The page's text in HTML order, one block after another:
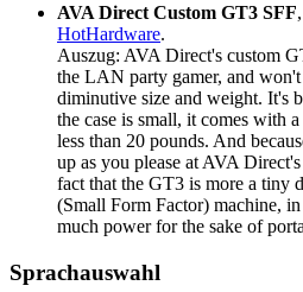
AVA Direct Custom GT3 SFF
HotHardware.
Auszug: AVA Direct's custom
the LAN party gamer, and
diminutive size and weight. It's
the case is small, it comes with
less than 20 pounds. And
up as you please at AVA
fact that the GT3 is more a tiny
(Small Form Factor) machine,
much power for the sake of
Sprachauswahl